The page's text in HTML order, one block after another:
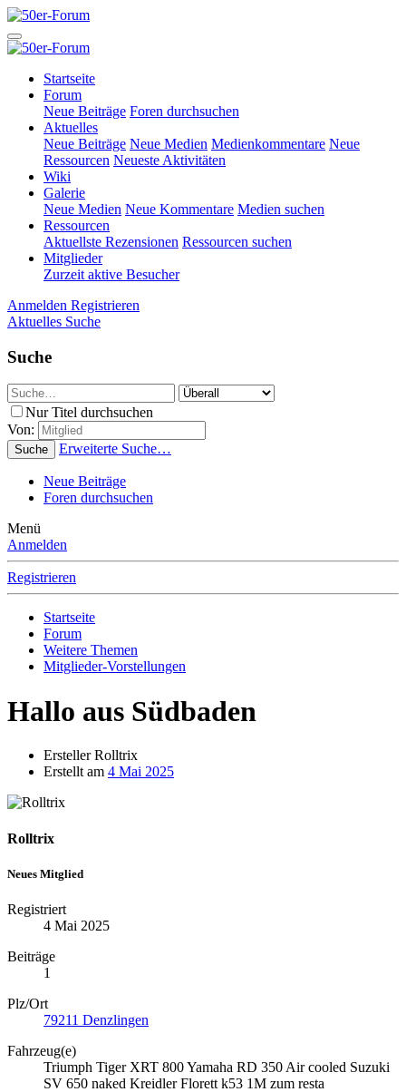
Startseite
Forum
Neue Beiträge Foren durchsuchen
Aktuelles
Neue Beiträge Neue Medien Medienkommentare Neue
Ressourcen Neueste Aktivitäten
Wiki
Galerie
Neue Medien Neue Kommentare Medien suchen
Ressourcen
Aktuellste Rezensionen Ressourcen suchen
Mitglieder
Zurzeit aktive Besucher
Anmelden Registrieren
Aktuelles Suche
Suche
Nur Titel durchsuchen
Von:
Suche Erweiterte Suche…
Neue Beiträge
Foren durchsuchen
Menü
Anmelden
Registrieren
Startseite
Forum
Weitere Themen
Mitglieder-Vorstellungen
Hallo aus Südbaden
ErstellerRolltrix
Erstellt am 4 Mai 2025
Rolltrix
Neues Mitglied
Registriert
4 Mai 2025
Beiträge
1
Plz/Ort
79211 Denzlingen
Fahrzeug(e)
Triumph Tiger XRT 800 Yamaha RD 350 Air cooled Suzuki
SV 650 naked Kreidler Florett k53 1M zum resta